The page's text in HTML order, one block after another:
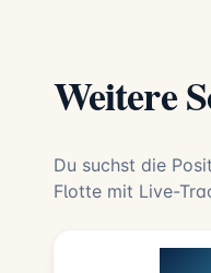
Weitere
Du suchst die
Flotte mit Live-